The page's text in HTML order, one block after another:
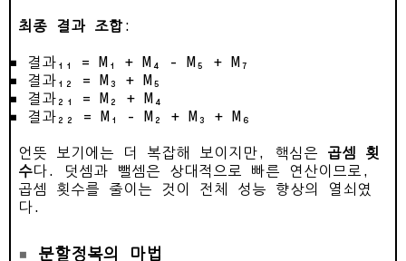
최종 결과 조합:
결과₁₁ = M₁ + M₄ - M₅ + M₇
결과₁₂ = M₃ + M₅
결과₂₁ = M₂ + M₄
결과₂₂ = M₁ - M₂ + M₃ + M₆
언뜻 보기에는 더 복잡해 보이지만, 핵심은 곱셈 횟
수다. 덧셈과 뺄셈은 상대적으로 빠른 연산이므로,
곱셈 횟수를 줄이는 것이 전체 성능 향상의 열쇠였
다.
분할정복의 마법